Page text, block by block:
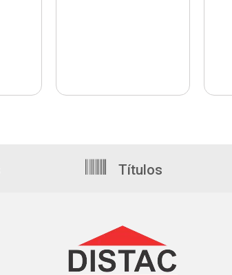
Títulos